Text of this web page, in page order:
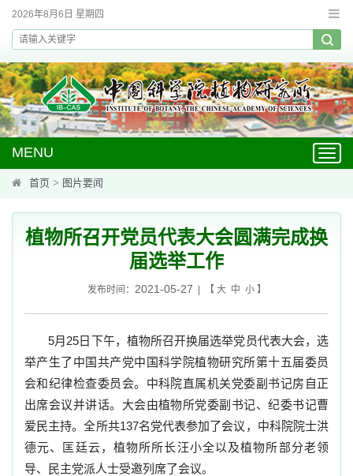
2026年8月6日 星期四
MENU
首页 > 图片要闻
植物所召开党员代表大会圆满完成换
届选举工作
发布时间： 2021-05-27 | 【 大 中 小】
5月 25日下午，植物所召开换届选举党员代表大会，选
举产生了中国共产党中国科学院植物研究所第十五届委员
会和纪律检查委员会。中科院直属机关党委副书记房自正
出席会议并讲话。大会由植物所党委副书记、纪委书记曹
爱民主持。全所共137名党代表参加了会议，中科院院士洪
德元、匡廷云，植物所所长汪小全以及植物所部分老领
导、民主党派人士受邀列席了会议。